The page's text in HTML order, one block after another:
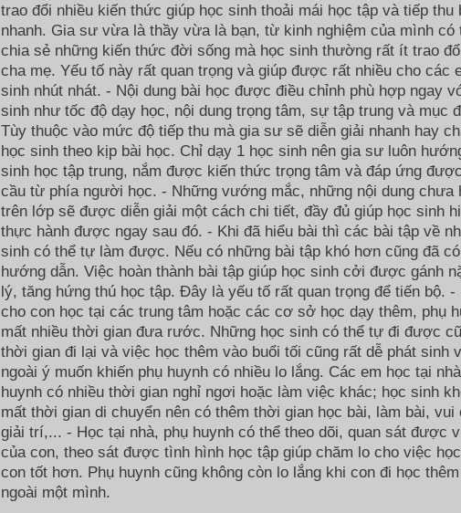
trao đổi nhiều kiến thức giúp học sinh thoải mái học tập và tiếp thu
nhanh. Gia sư vừa là thầy vừa là bạn, từ kinh nghiệm của mình có
chia sẻ những kiến thức đời sống mà học sinh thường rất ít trao
cha mẹ. Yếu tố này rất quan trọng và giúp được rất nhiều cho các
sinh nhút nhát. - Nội dung bài học được điều chỉnh phù hợp ngay
sinh như tốc độ dạy học, nội dung trọng tâm, sự tập trung và mục
Tùy thuộc vào mức độ tiếp thu mà gia sư sẽ diễn giải nhanh hay
học sinh theo kịp bài học. Chỉ dạy 1 học sinh nên gia sư luôn
sinh học tập trung, nắm được kiến thức trọng tâm và đáp ứng
cầu từ phía người học. - Những vướng mắc, những nội dung chưa
trên lớp sẽ được diễn giải một cách chi tiết, đầy đủ giúp học sinh
thực hành được ngay sau đó. - Khi đã hiểu bài thì các bài tập về
sinh có thể tự làm được. Nếu có những bài tập khó hơn cũng đã
hướng dẫn. Việc hoàn thành bài tập giúp học sinh cởi được gánh
lý, tăng hứng thú học tập. Đây là yếu tố rất quan trọng để tiến bộ. -
cho con học tại các trung tâm hoặc các cơ sở học dạy thêm, phụ
mất nhiều thời gian đưa rước. Những học sinh có thể tự đi được
thời gian đi lại và việc học thêm vào buổi tối cũng rất dễ phát sinh
ngoài ý muốn khiến phụ huynh có nhiều lo lắng. Các em học tại
huynh có nhiều thời gian nghỉ ngơi hoặc làm việc khác; học sinh
mất thời gian di chuyển nên có thêm thời gian học bài, làm bài, vui
giải trí,... - Học tại nhà, phụ huynh có thể theo dõi, quan sát được
của con, theo sát được tình hình học tập giúp chăm lo cho việc
con tốt hơn. Phụ huynh cũng không còn lo lắng khi con đi học
ngoài một mình.